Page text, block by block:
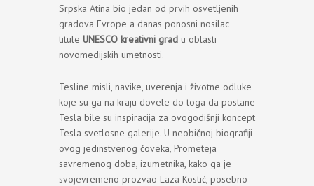
Srpska Atina bio jedan od prvih osvetljenih
gradova Evrope a danas ponosni nosilac
titule UNESCO kreativni grad u oblasti
novomedijskih umetnosti.
Tesline misli, navike, uverenja i životne odluke
koje su ga na kraju dovele do toga da postane
Tesla bile su inspiracija za ovogodišnji koncept
Tesla svetlosne galerije. U neobičnoj biografiji
ovog jedinstvenog čoveka, Prometeja
savremenog doba, izumetnika, kako ga je
svojevremeno prozvao Laza Kostić, posebno